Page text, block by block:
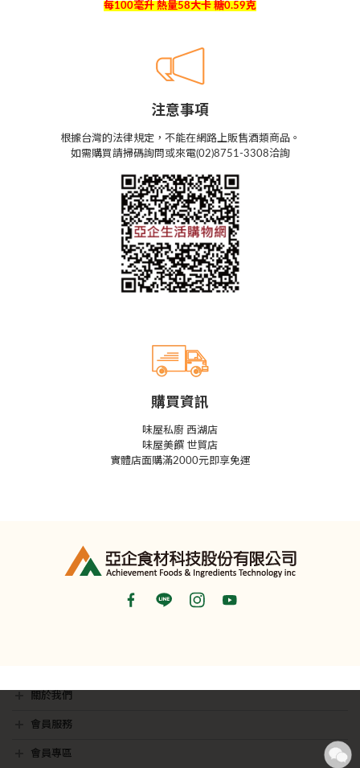
每100毫升 熱量58大卡 糖0.59克
注意事項
根據台灣的法律規定，不能在網路上販售酒類商品。
如需購買請掃碼詢問或來電(02)8751-3308洽詢
購買資訊
味屋私廚 西湖店
味屋美饌 世貿店
實體店面購滿2000元即享免運
關於我們
會員服務
會員專區